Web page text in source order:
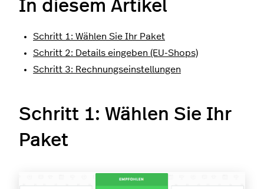
In diesem Artikel
Schritt 1: Wählen Sie Ihr Paket
Schritt 2: Details eingeben (EU-Shops)
Schritt 3: Rechnungseinstellungen
Schritt 1: Wählen Sie Ihr
Paket